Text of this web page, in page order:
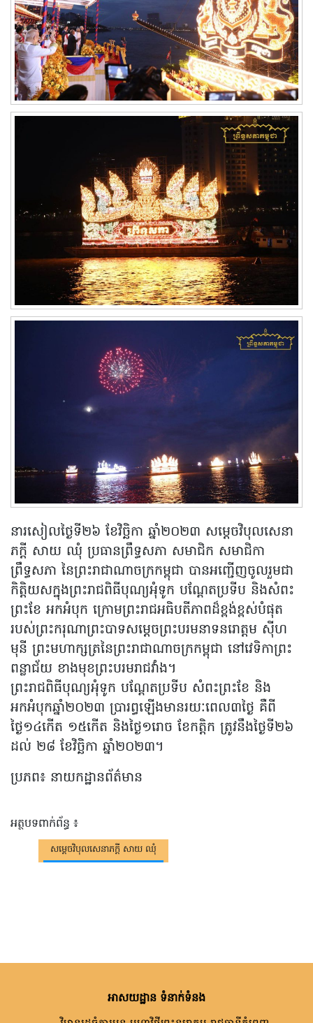
នារសៀលថ្ងៃទី២៦ ខែវិច្ឆិកា ឆ្នាំ២០២៣ សម្តេចវិបុលសេនា
ភក្តី សាយ ឈុំ ប្រធានព្រឹទ្ធសភា សមាជិក សមាជិកា
ព្រឹទ្ធសភា នៃព្រះរាជាណាចក្រកម្ពុជា បានអញ្ជើញចូលរួមជា
កិត្តិយសក្នុងព្រះរាជពិធីបុណ្យអុំទូក បណ្តែតប្រទីប និងសំពះ
ព្រះខែ អកអំបុក ក្រោមព្រះរាជអធិបតីភាពដ៏ខ្ពង់ខ្ពស់បំផុត
របស់ព្រះករុណាព្រះបាទសម្តេចព្រះបរមនាទនរោត្តម ស៉ីហ
មុនី ព្រះមហាក្សត្រនៃព្រះរាជាណាចក្រកម្ពុជា នៅវេទិកាព្រះ
ពន្លាជ័យ ខាងមុខព្រះបរមរាជវាំង។
ព្រះរាជពិធីបុណ្យអុំទូក បណ្តែតប្រទីប សំពះព្រះខែ និង
អកអំបុកឆ្នាំ២០២៣ ប្រារព្ធឡើងមានរយៈពេល៣ថ្ងៃ គឺពី
ថ្ងៃ១៤កើត ១៥កើត និងថ្ងៃ១រោច ខែកត្តិក ត្រូវនឹងថ្ងៃទី២៦
ដល់ ២៨ ខែវិច្ឆិកា ឆ្នាំ២០២៣។
ប្រភព៖ នាយកដ្ឋានព័ត៌មាន
អត្ថបទពាក់ព័ន្ធ ៖
សម្តេចវិបុលសេនាភក្តី សាយ ឈុំ
អាសយដ្ឋាន ទំនាក់ទំនង